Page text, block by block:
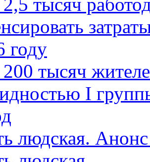
году
200 тысяч
I
людская.